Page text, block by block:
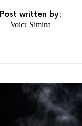
Post written by:
Voicu Simina